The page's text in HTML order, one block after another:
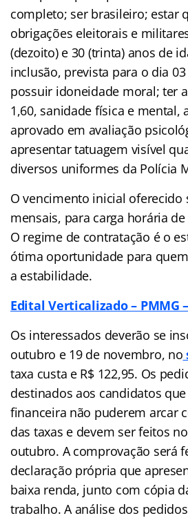
completo; ser brasileiro; estar
obrigações eleitorais e
(dezoito) e 30 (trinta) anos de
inclusão, prevista para o dia
possuir idoneidade moral; ter
1,60, sanidade física e mental,
aprovado em avaliação
apresentar tatuagem visível
diversos uniformes da Polícia
O vencimento inicial oferecido
mensais, para carga horária
O regime de contratação é o
ótima oportunidade para
a estabilidade.
Edital Verticalizado – PMMG
Os interessados deverão se
outubro e 19 de novembro, no
taxa custa e R$ 122,95. Os
destinados aos candidatos
financeira não puderem arcar
das taxas e devem ser feitos
outubro. A comprovação será
declaração própria que
baixa renda, junto com cópia
trabalho. A análise dos